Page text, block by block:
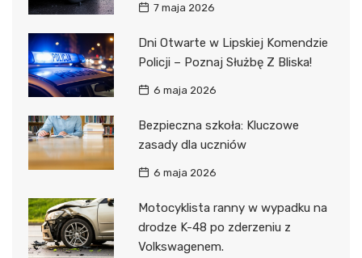
7 maja 2026
Dni Otwarte w Lipskiej Komendzie
Policji – Poznaj Służbę Z Bliska!
6 maja 2026
Bezpieczna szkoła: Kluczowe
zasady dla uczniów
6 maja 2026
Motocyklista ranny w wypadku na
drodze K-48 po zderzeniu z
Volkswagenem.